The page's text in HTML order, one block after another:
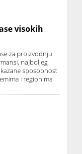
visokih
za proizvodnju
najboljeg
sposobnost
i regionima